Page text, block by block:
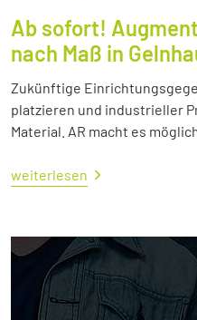
Ab sofort!
nach Maß in
Zukünftige
platzieren und industrieller
Material. AR macht es
weiterlesen